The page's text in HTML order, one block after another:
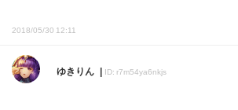
2018/05/30 12:11
ゆきりん ID: r7m54ya6nkjs